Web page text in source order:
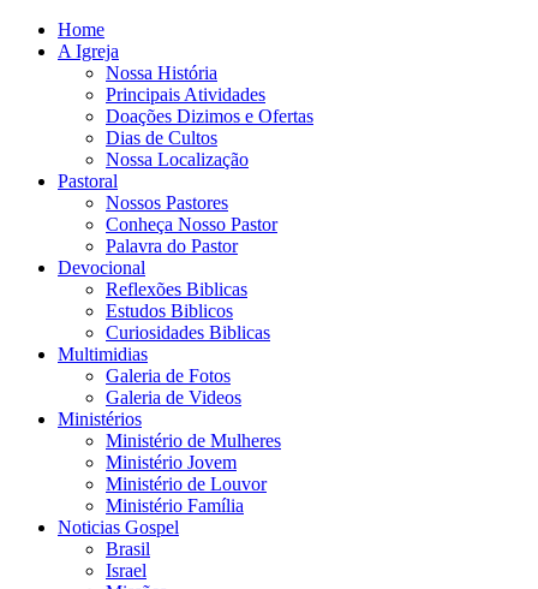
Home
A Igreja
Nossa História
Principais Atividades
Doações Dizimos e Ofertas
Dias de Cultos
Nossa Localização
Pastoral
Nossos Pastores
Conheça Nosso Pastor
Palavra do Pastor
Devocional
Reflexões Biblicas
Estudos Biblicos
Curiosidades Biblicas
Multimidias
Galeria de Fotos
Galeria de Videos
Ministérios
Ministério de Mulheres
Ministério Jovem
Ministério de Louvor
Ministério Família
Noticias Gospel
Brasil
Israel